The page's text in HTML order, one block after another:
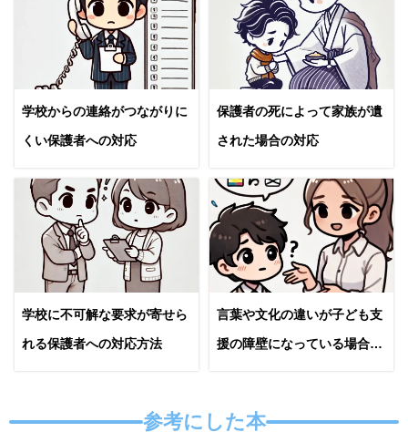
学校からの連絡がつながりに
くい保護者への対応
保護者の死によって家族が遺
された場合の対応
学校に不可解な要求が寄せら
れる保護者への対応方法
言葉や文化の違いが子ども支
援の障壁になっている場合の
参考にした本